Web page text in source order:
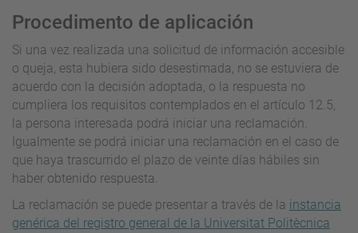
Procedimento de aplicación
Si una vez realizada una solicitud de información accesible
o queja, esta hubiera sido desestimada, no se estuviera de
acuerdo con la decisión adoptada, o la respuesta no
cumpliera los requisitos contemplados en el artículo 12.5,
la persona interesada podrá iniciar una reclamación.
Igualmente se podrá iniciar una reclamación en el caso de
que haya trascurrido el plazo de veinte días hábiles sin
haber obtenido respuesta.
La reclamación se puede presentar a través de la instancia
genérica del registro general de la Universitat Politècnica